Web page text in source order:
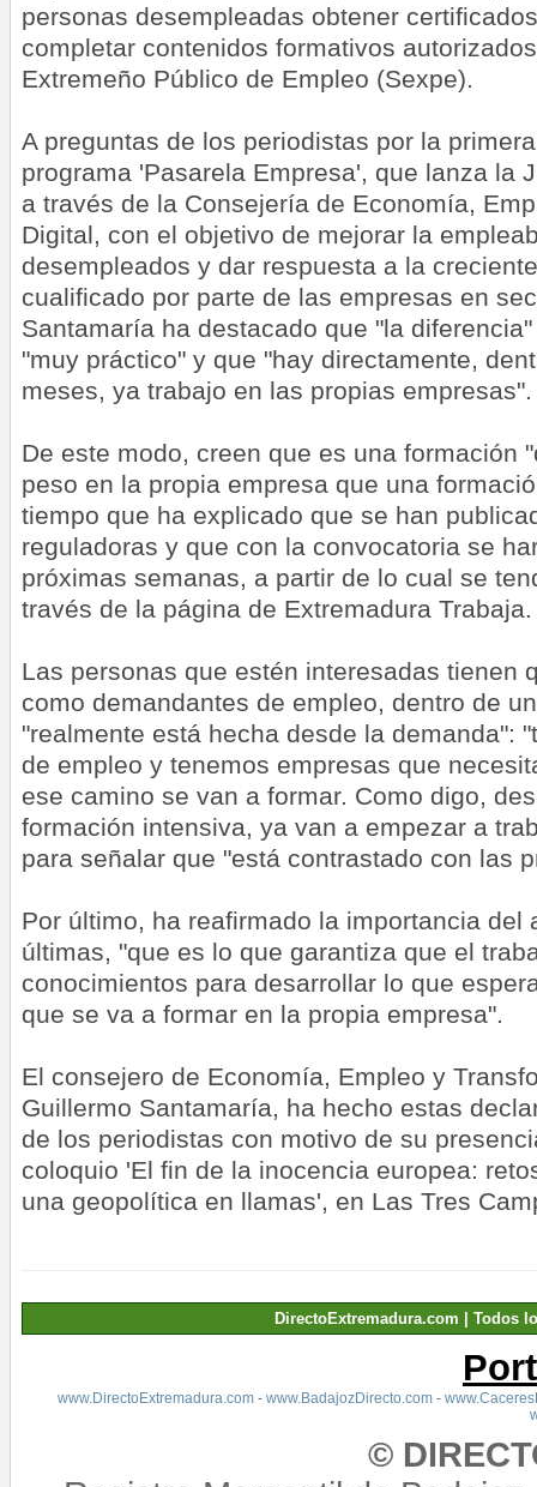
personas desempleadas obtener
completar contenidos formativos
Extremeño Público de Empleo (Sexpe).
A preguntas de los periodistas por la
programa 'Pasarela Empresa', que lanza la
a través de la Consejería de Economía,
Digital, con el objetivo de mejorar la
desempleados y dar respuesta a la
cualificado por parte de las empresas en
Santamaría ha destacado que "la
"muy práctico" y que "hay directamente,
meses, ya trabajo en las propias empresas".
De este modo, creen que es una formación
peso en la propia empresa que una
tiempo que ha explicado que se han
reguladoras y que con la convocatoria se
próximas semanas, a partir de lo cual se
través de la página de Extremadura Trabaja.
Las personas que estén interesadas tienen
como demandantes de empleo, dentro de
"realmente está hecha desde la demanda":
de empleo y tenemos empresas que
ese camino se van a formar. Como digo,
formación intensiva, ya van a empezar a
para señalar que "está contrastado con las
Por último, ha reafirmado la importancia del
últimas, "que es lo que garantiza que el
conocimientos para desarrollar lo que
que se va a formar en la propia empresa".
El consejero de Economía, Empleo y
Guillermo Santamaría, ha hecho estas
de los periodistas con motivo de su
coloquio 'El fin de la inocencia europea:
una geopolítica en llamas', en Las Tres
DirectoExtremadura.com | Todos
www.DirectoExtremadura.com- www.BadajozDirecto.com-
©